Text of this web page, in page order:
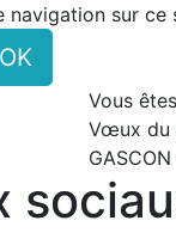
navigation sur
OK
Vous
Vœux du